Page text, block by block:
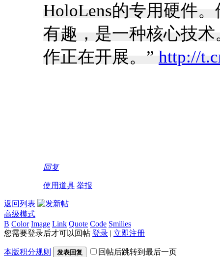
HoloLens的专用硬件
有趣，是一种核心技
作正在开展。” http://
回复
使用道具 举报
返回列表
高级模式
B Color Image Link Quote Code Smilies
您需要登录后才可以回帖 登录 | 立即注册
本版积分规则 发表回复 回帖后跳转到最后一页